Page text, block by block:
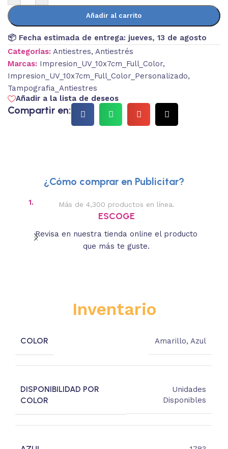
Añadir al carrito
📦 Fecha estimada de entrega: jueves, 13 de agosto
Categorías: Antiestres, Antiestrés
Marcas: Impresion_UV_10x7cm_Full_Color,
Impresion_UV_10x7cm_Full_Color_Personalizado,
Tampografia_Antiestres
Añadir a la lista de deseos
Compartir en:
¿Cómo comprar en Publicitar?
1. Más de 4,300 productos en línea.
ESCOGE
Revisa en nuestra tienda online el producto
que más te guste.
Inventario
COLOR Amarillo, Azul
DISPONIBILIDAD POR
COLOR
Unidades
Disponibles